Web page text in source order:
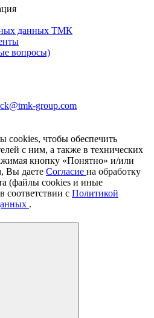
данных ТМК
вопросы)
group.com
cookies, чтобы обеспечить
с ним, а также в технических
кнопку «Понятно» и/или
Вы даете Согласие на обработку
(файлы cookies и иные
соответствии с Политикой
.